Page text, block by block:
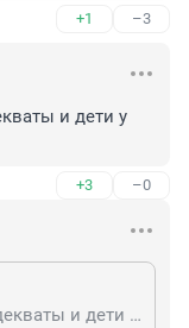
+1 –3
и дети у
+3 –0
подавляющее большинство неадекваты и дети у них в них же неадекваты.